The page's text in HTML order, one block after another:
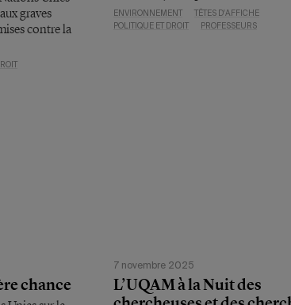
graves
contre la
ENVIRONNEMENT
TÊTES D'AFFICHE
POLITIQUE ET DROIT
PROFESSEURS
chance
7 novembre 2025
L’UQAM à la Nuit des